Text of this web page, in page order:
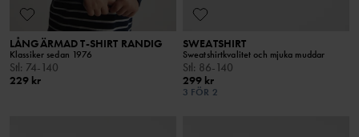
LÅNGÄRMAD T-SHIRT RANDIG
Klassiker sedan 1976
Stl: 74-140
229 kr
SWEATSHIRT
Sweatshirtkvalitet och mjuka muddar
Stl: 86-140
299 kr
3 FÖR 2